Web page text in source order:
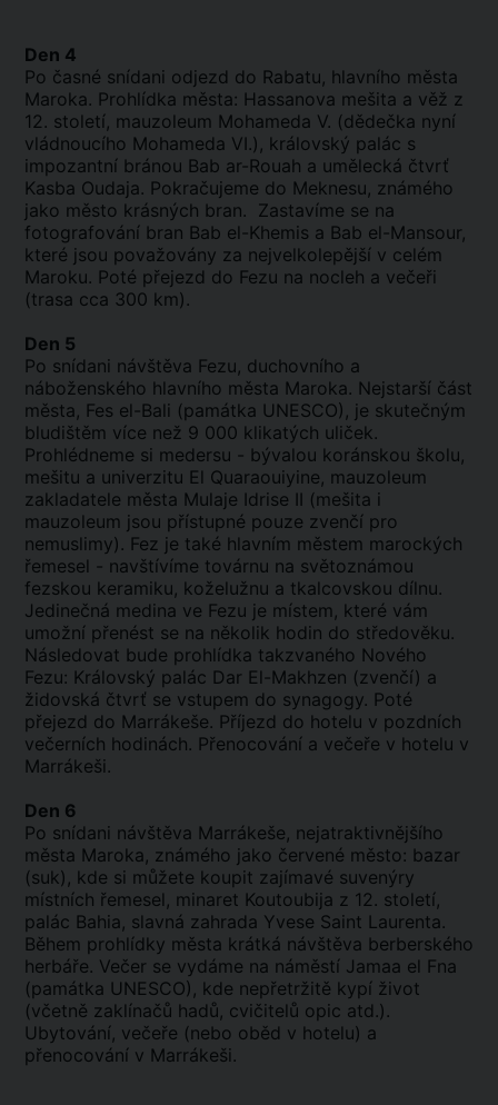
Den 4
Po časné snídani odjezd do Rabatu, hlavního města
Maroka. Prohlídka města: Hassanova mešita a věž z
12. století, mauzoleum Mohameda V. (dědečka nyní
vládnoucího Mohameda VI.), královský palác s
impozantní bránou Bab ar-Rouah a umělecká čtvrť
Kasba Oudaja. Pokračujeme do Meknesu, známého
jako město krásných bran. Zastavíme se na
fotografování bran Bab el-Khemis a Bab el-Mansour,
které jsou považovány za nejvelkolepější v celém
Maroku. Poté přejezd do Fezu na nocleh a večeři
(trasa cca 300 km).
Den 5
Po snídani návštěva Fezu, duchovního a
náboženského hlavního města Maroka. Nejstarší část
města, Fes el-Bali (památka UNESCO), je skutečným
bludištěm více než 9 000 klikatých uliček.
Prohlédneme si medersu - bývalou koránskou školu,
mešitu a univerzitu El Quaraouiyine, mauzoleum
zakladatele města Mulaje Idrise II (mešita i
mauzoleum jsou přístupné pouze zvenčí pro
nemuslimy). Fez je také hlavním městem marockých
řemesel - navštívíme továrnu na světoznámou
fezskou keramiku, koželužnu a tkalcovskou dílnu.
Jedinečná medina ve Fezu je místem, které vám
umožní přenést se na několik hodin do středověku.
Následovat bude prohlídka takzvaného Nového
Fezu: Královský palác Dar El-Makhzen (zvenčí) a
židovská čtvrť se vstupem do synagogy. Poté
přejezd do Marrákeše. Příjezd do hotelu v pozdních
večerních hodinách. Přenocování a večeře v hotelu v
Marrákeši.
Den 6
Po snídani návštěva Marrákeše, nejatraktivnějšího
města Maroka, známého jako červené město: bazar
(suk), kde si můžete koupit zajímavé suvenýry
místních řemesel, minaret Koutoubija z 12. století,
palác Bahia, slavná zahrada Yvese Saint Laurenta.
Během prohlídky města krátká návštěva berberského
herbáře. Večer se vydáme na náměstí Jamaa el Fna
(památka UNESCO), kde nepřetržitě kypí život
(včetně zaklínačů hadů, cvičitelů opic atd.).
Ubytování, večeře (nebo oběd v hotelu) a
přenocování v Marrákeši.